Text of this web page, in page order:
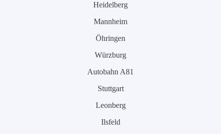
Heidelberg
Mannheim
Öhringen
Würzburg
Autobahn A81
Stuttgart
Leonberg
Ilsfeld